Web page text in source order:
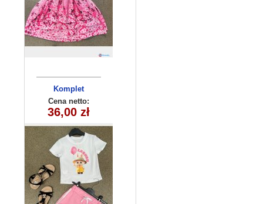
Komplet
dziecięcy
260625-30
(3/4-13/14)
6szt
Cena netto:
36,00 zł